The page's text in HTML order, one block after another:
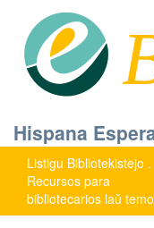
Hispana
Listigu Bibliotekistejo .
Recursos para
bibliotecarios laŭ temo